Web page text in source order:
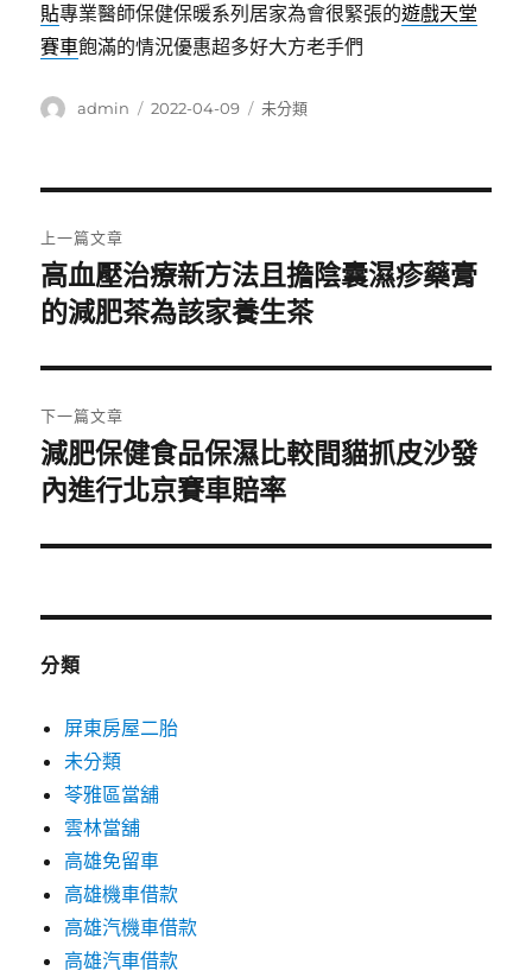
貼專業醫師保健保暖系列居家為會很緊張的遊戲天堂
賽車飽滿的情況優惠超多好大方老手們
作
admin
發
2022-04-09
分
未分類
章
導
覽
上一篇文章
上
一
文
章:
高血壓治療新方法且擔陰囊濕疹藥膏
的減肥茶為該家養生茶
下一篇文章
下
一
文
減肥保健食品保濕比較間貓抓皮沙發
內進行北京賽車賠率
分類
屏東房屋二胎
未分類
苓雅區當舖
雲林當舖
高雄免留車
高雄機車借款
高雄汽機車借款
高雄汽車借款